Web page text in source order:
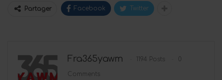
Partager Facebook Twitter
Fra365yawm 1194 Posts 0
Comments